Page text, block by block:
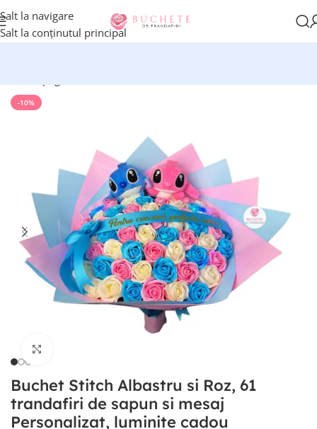
Salt la navigare
Salt la conținutul principal
-10%
Buchet Stitch Albastru si Roz, 61
trandafiri de sapun si mesaj
Personalizat, luminite cadou